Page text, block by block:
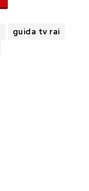
guida tv rai